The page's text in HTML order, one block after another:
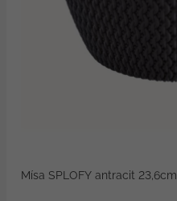
Mísa SPLOFY antracit 23,6cm